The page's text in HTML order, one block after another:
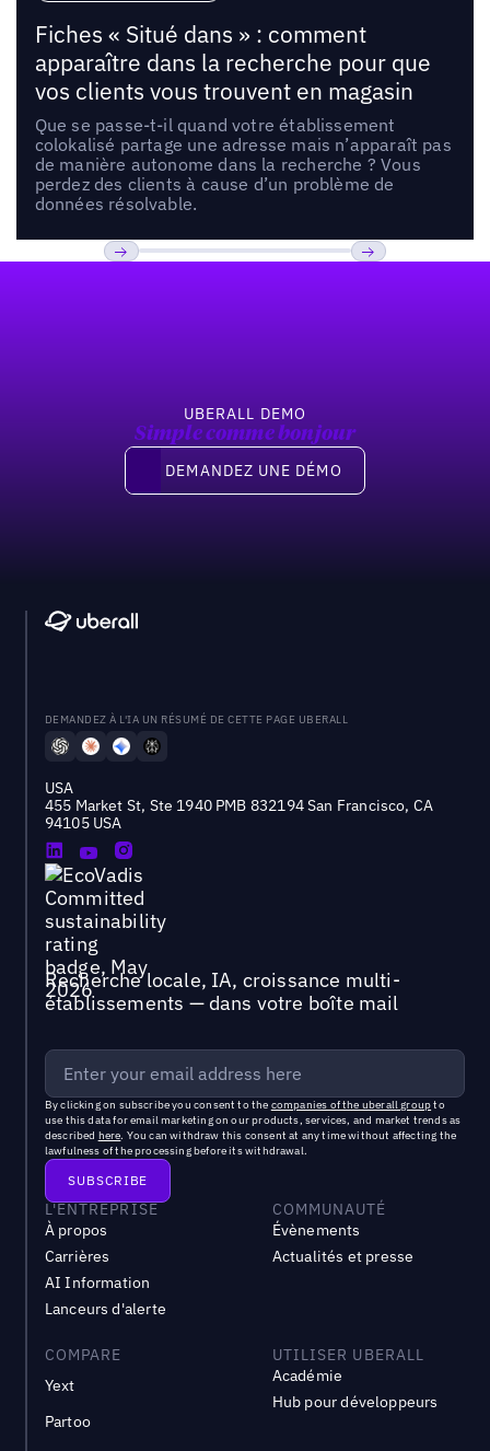
Fiches « Situé dans » : comment
apparaître dans la recherche pour que
vos clients vous trouvent en magasin
Que se passe-t-il quand votre établissement
colokalisé partage une adresse mais n’apparaît pas
de manière autonome dans la recherche ? Vous
perdez des clients à cause d’un problème de
données résolvable.
UBERALL DEMO
Simple comme bonjour
Demandez une démo
DEMANDEZ UNE DÉMO
DEMANDEZ À L'IA UN RÉSUMÉ DE CETTE PAGE UBERALL
USA
455 Market St, Ste 1940 PMB 832194 San Francisco, CA
94105 USA
Recherche locale, IA, croissance multi-
établissements — dans votre boîte mail
By clicking on subscribe you consent to the companies of the uberall groupto
use this data for email marketing on our products, services, and market trends as
described here. You can withdraw this consent at any time without affecting the
lawfulness of the processing before its withdrawal.
L'ENTREPRISE
À propos
Carrières
AI Information
Lanceurs d'alerte
COMMUNAUTÉ
Évènements
Actualités et presse
COMPARE
Yext
Partoo
UTILISER UBERALL
Académie
Hub pour développeurs